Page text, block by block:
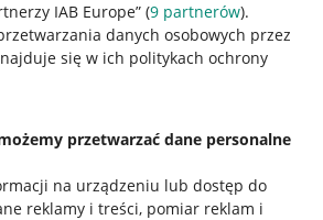
IAB Europe” (9 partnerów).
danych osobowych przez
się w ich politykach ochrony
przetwarzać dane personalne
na urządzeniu lub dostęp do
reklamy i treści, pomiar reklam i